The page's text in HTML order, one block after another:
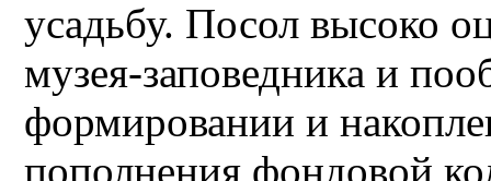
усадьбу. Посол высоко
музея-заповедника и
формировании и
пополнения фондовой